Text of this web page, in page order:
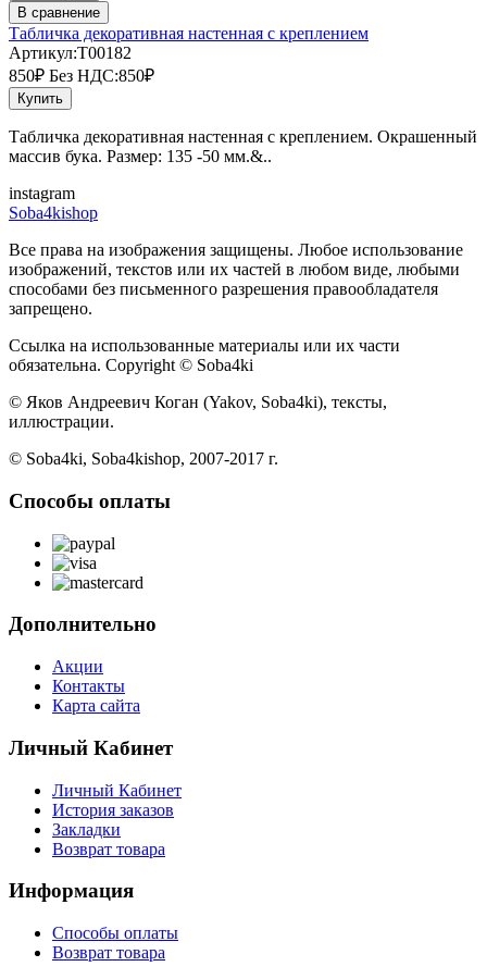
В сравнение
Табличка декоративная настенная с креплением
Артикул:T00182
850₽ Без НДС:850₽
Купить
Табличка декоративная настенная с креплением. Окрашенный
массив бука. Размер: 135 -50 мм.&..
instagram
Soba4kishop
Все права на изображения защищены. Любое использование
изображений, текстов или их частей в любом виде, любыми
способами без письменного разрешения правообладателя
запрещено.
Ссылка на использованные материалы или их части
обязательна. Copyright © Soba4ki
© Яков Андреевич Коган (Yakov, Soba4ki), тексты,
иллюстрации.
© Soba4ki, Soba4kishop, 2007-2017 г.
Способы оплаты
Дополнительно
Акции
Контакты
Карта сайта
Личный Кабинет
Личный Кабинет
История заказов
Закладки
Возврат товара
Информация
Способы оплаты
Возврат товара